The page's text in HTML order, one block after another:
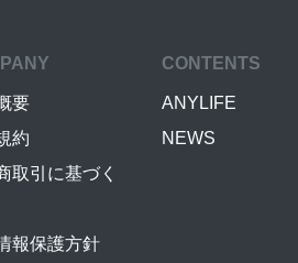
要
約
取引に基づく
報保護方針
CONTENTS
ANYLIFE
NEWS